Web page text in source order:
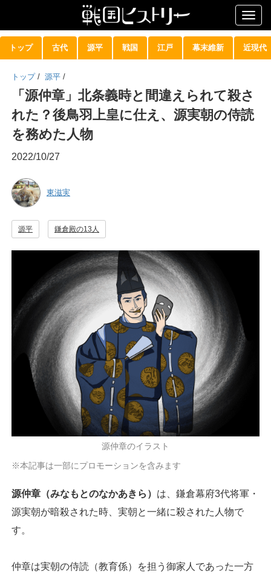
トップ 古代 源平 戦国 江戸 幕末維新 近現代
トップ / 源平 /
「源仲章」北条義時と間違えられて殺さ
れた？後鳥羽上皇に仕え、源実朝の侍読
を務めた人物
2022/10/27
東滋実
源平 鎌倉殿の13人
源仲章のイラスト
※本記事は一部にプロモーションを含みます
源仲章（みなもとのなかあきら） は、鎌倉幕府3代将軍・
源実朝が暗殺された時、実朝と一緒に殺された人物で
す。
仲章は実朝の侍読（教育係）を担う御家人であった一方